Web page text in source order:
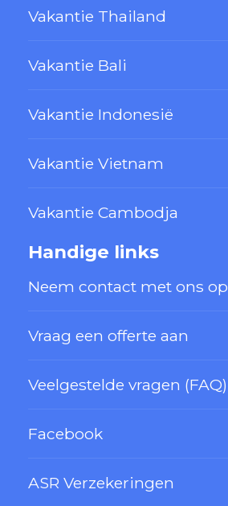
Vakantie Thailand
Vakantie Bali
Vakantie Indonesië
Vakantie Vietnam
Vakantie Cambodja
Handige links
Neem contact met ons op
Vraag een offerte aan
Veelgestelde vragen (FAQ)
Facebook
ASR Verzekeringen